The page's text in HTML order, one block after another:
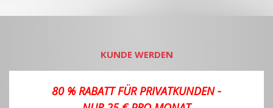
KUNDE WERDEN
80 % RABATT FÜR PRIVATKUNDEN -